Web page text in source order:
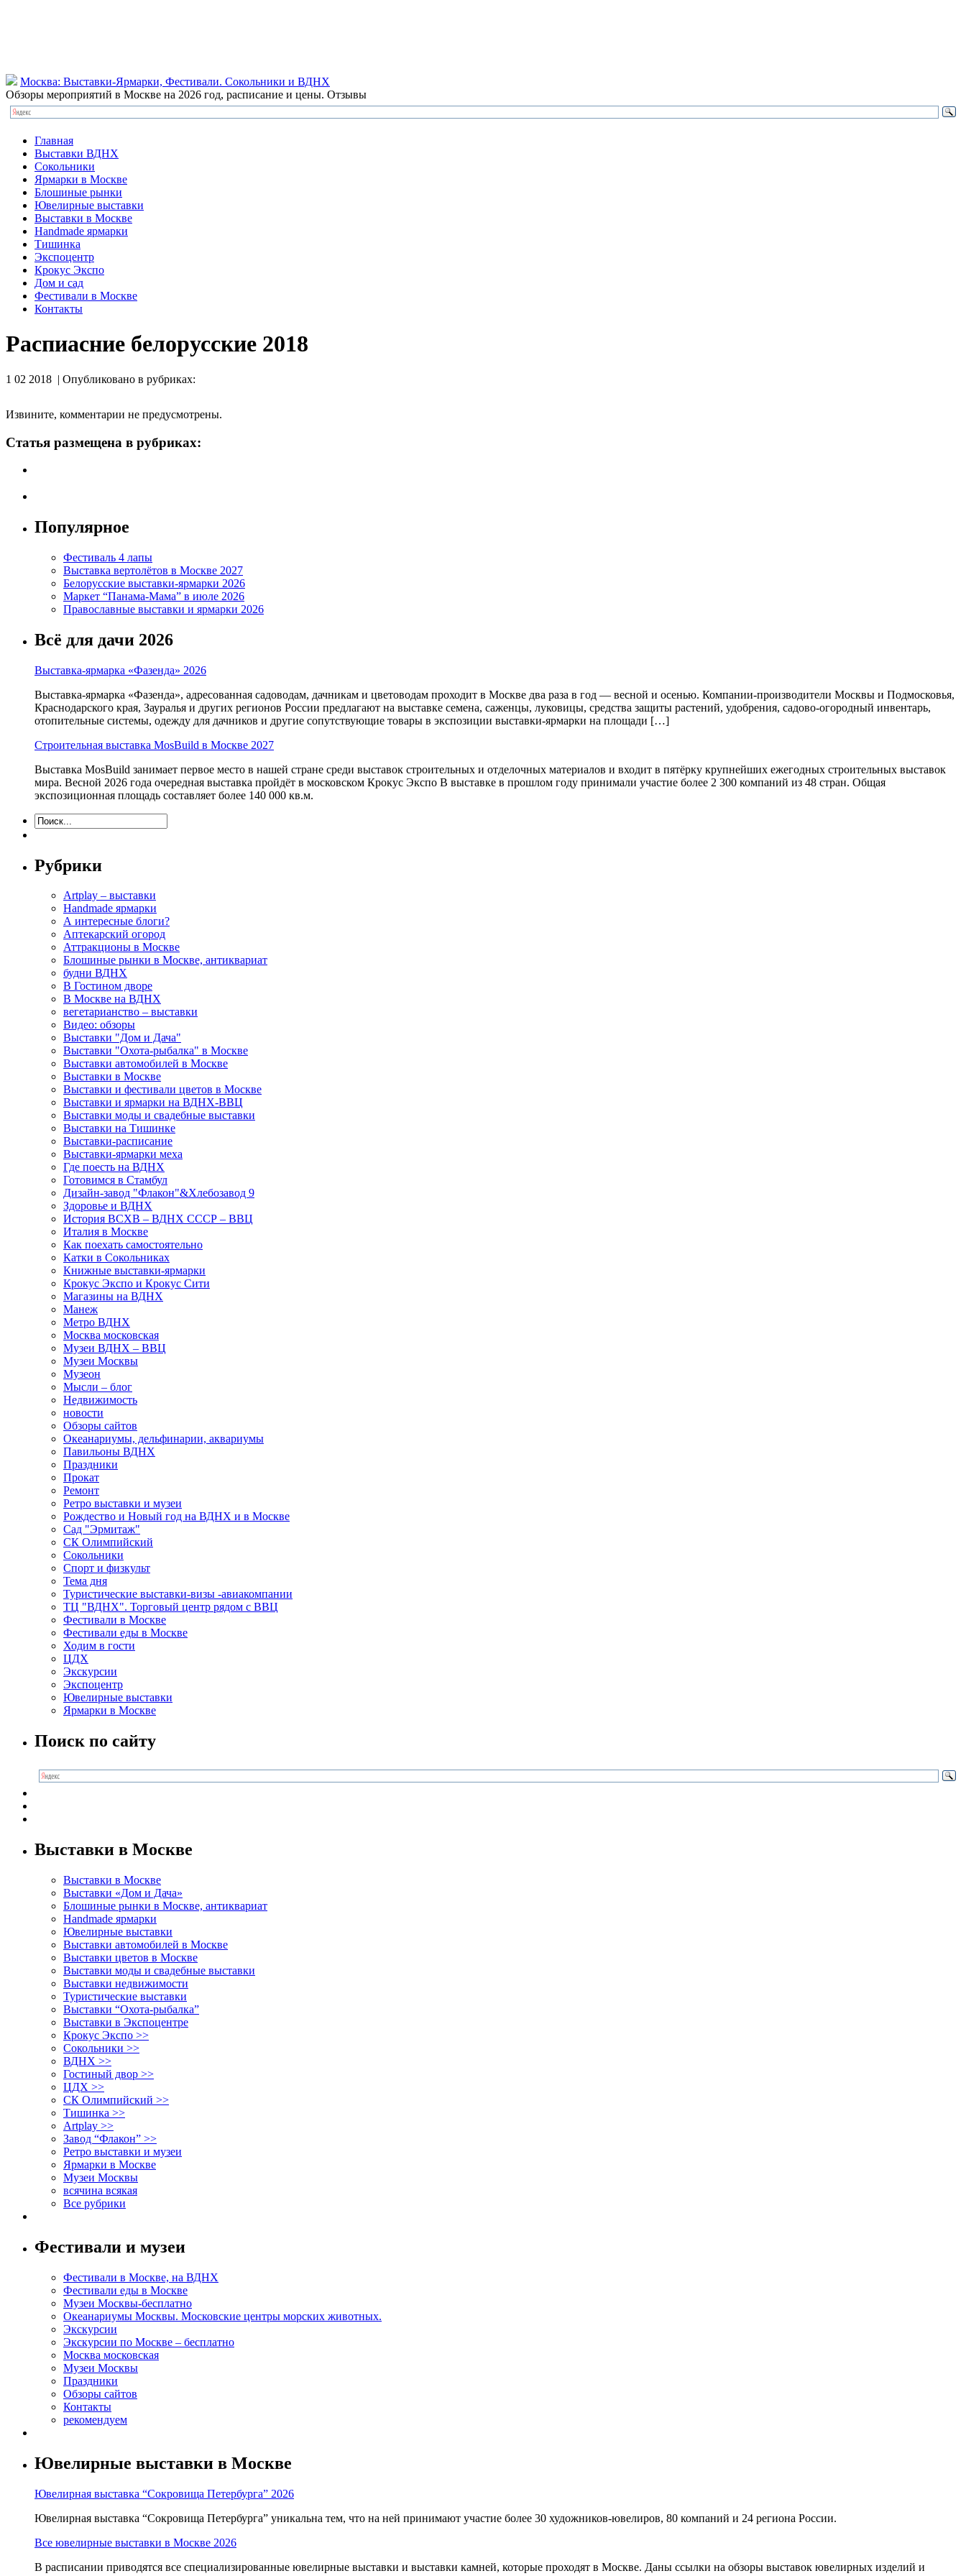
Москва: Выставки-Ярмарки, Фестивали. Сокольники и ВДНХ
Обзоры мероприятий в Москве на 2026 год, расписание и цены. Отзывы
Главная
Выставки ВДНХ
Сокольники
Ярмарки в Москве
Блошиные рынки
Ювелирные выставки
Выставки в Москве
Handmade ярмарки
Тишинка
Экспоцентр
Крокус Экспо
Дом и сад
Фестивали в Москве
Контакты
Распиасние белорусские 2018
1 02 2018 | Опубликовано в рубриках:
Извините, комментарии не предусмотрены.
Статья размещена в рубриках:
Популярное
Фестиваль 4 лапы
Выставка вертолётов в Москве 2027
Белорусские выставки-ярмарки 2026
Маркет “Панама-Мама” в июле 2026
Православные выставки и ярмарки 2026
Всё для дачи 2026
Выставка-ярмарка «Фазенда» 2026
Выставка-ярмарка «Фазенда», адресованная садоводам, дачникам и цветоводам проходит в Москве два раза в год — весной и осенью. Компании-производители Москвы и Подмосковья,
Краснодарского края, Зауралья и других регионов России предлагают на выставке семена, саженцы, луковицы, средства защиты растений, удобрения, садово-огородный инвентарь,
отопительные системы, одежду для дачников и другие сопутствующие товары в экспозиции выставки-ярмарки на площади […]
Строительная выставка MosBuild в Москве 2027
Выставка MosBuild занимает первое место в нашей стране среди выставок строительных и отделочных материалов и входит в пятёрку крупнейших ежегодных строительных выставок
мира. Весной 2026 года очередная выставка пройдёт в московском Крокус Экспо В выставке в прошлом году принимали участие более 2 300 компаний из 48 стран. Общая
экспозиционная площадь составляет более 140 000 кв.м.
Рубрики
Artplay – выставки
Handmade ярмарки
А интересные блоги?
Аптекарский огород
Аттракционы в Москве
Блошиные рынки в Москве, антиквариат
будни ВДНХ
В Гостином дворе
В Москве на ВДНХ
вегетарианство – выставки
Видео: обзоры
Выставки "Дом и Дача"
Выставки "Охота-рыбалка" в Москве
Выставки автомобилей в Москве
Выставки в Москве
Выставки и фестивали цветов в Москве
Выставки и ярмарки на ВДНХ-ВВЦ
Выставки моды и свадебные выставки
Выставки на Тишинке
Выставки-расписание
Выставки-ярмарки меха
Где поесть на ВДНХ
Готовимся в Стамбул
Дизайн-завод "Флакон"&Хлебозавод 9
Здоровье и ВДНХ
История ВСХВ – ВДНХ СССР – ВВЦ
Италия в Москве
Как поехать самостоятельно
Катки в Сокольниках
Книжные выставки-ярмарки
Крокус Экспо и Крокус Сити
Магазины на ВДНХ
Манеж
Метро ВДНХ
Москва московская
Музеи ВДНХ – ВВЦ
Музеи Москвы
Музеон
Мысли – блог
Недвижимость
новости
Обзоры сайтов
Океанариумы, дельфинарии, аквариумы
Павильоны ВДНХ
Праздники
Прокат
Ремонт
Ретро выставки и музеи
Рождество и Новый год на ВДНХ и в Москве
Сад "Эрмитаж"
СК Олимпийский
Сокольники
Спорт и физкульт
Тема дня
Туристические выставки-визы -авиакомпании
ТЦ "ВДНХ". Торговый центр рядом с ВВЦ
Фестивали в Москве
Фестивали еды в Москве
Ходим в гости
ЦДХ
Экскурсии
Экспоцентр
Ювелирные выставки
Ярмарки в Москве
Поиск по сайту
Выставки в Москве
Выставки в Москве
Выставки «Дом и Дача»
Блошиные рынки в Москве, антиквариат
Handmade ярмарки
Ювелирные выставки
Выставки автомобилей в Москве
Выставки цветов в Москве
Выставки моды и свадебные выставки
Выставки недвижимости
Туристические выставки
Выставки “Охота-рыбалка”
Выставки в Экспоцентре
Крокус Экспо >>
Сокольники >>
ВДНХ >>
Гостиный двор >>
ЦДХ >>
СК Олимпийский >>
Тишинка >>
Artplay >>
Завод “Флакон” >>
Ретро выставки и музеи
Ярмарки в Москве
Музеи Москвы
всячина всякая
Все рубрики
Фестивали и музеи
Фестивали в Москве, на ВДНХ
Фестивали еды в Москве
Музеи Москвы-бесплатно
Океанариумы Москвы. Московские центры морских животных.
Экскурсии
Экскурсии по Москве – бесплатно
Москва московская
Музеи Москвы
Праздники
Обзоры сайтов
Контакты
рекомендуем
Ювелирные выставки в Москве
Ювелирная выставка “Сокровища Петербурга” 2026
Ювелирная выставка “Сокровища Петербурга” уникальна тем, что на ней принимают участие более 30 художников-ювелиров, 80 компаний и 24 региона России.
Все ювелирные выставки в Москве 2026
В расписании приводятся все специализированные ювелирные выставки и выставки камней, которые проходят в Москве. Даны ссылки на обзоры выставок ювелирных изделий и